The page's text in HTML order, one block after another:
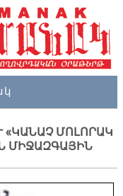
«ԿԱՆԱՉ ՄՈԼՈՐԱԿ
ՄԻՋԱԶԳԱՅԻՆ